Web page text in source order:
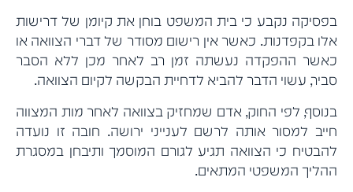
בפסיקה נקבע כי בית המשפט בוחן את קיומן של דרישות
אלו בקפדנות. כאשר אין רישום מסודר של דברי הצוואה או
כאשר ההפקדה נעשתה זמן רב לאחר מכן ללא הסבר
סביר, עשוי הדבר להביא לדחיית הבקשה לקיום הצוואה.
בנוסף, לפי החוק, אדם שמחזיק בצוואה לאחר מות המצווה
חייב למסור אותה לרשם לענייני ירושה. חובה זו נועדה
להבטיח כי הצוואה תגיע לגורם המוסמך ותיבחן במסגרת
ההליך המשפטי המתאים.